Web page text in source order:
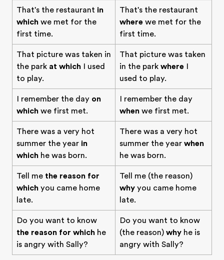
That's the restaurant in
which we met for the
first time.
That's the restaurant
where we met for the
first time.
That picture was taken in
the park at which I used
to play.
That picture was taken
in the park where I
used to play.
I remember the day on
which we first met.
I remember the day
when we first met.
There was a very hot
summer the year in
which he was born.
There was a very hot
summer the year when
he was born.
Tell me the reason for
which you came home
late.
Tell me (the reason)
why you came home
late.
Do you want to know
the reason for which he
is angry with Sally?
Do you want to know
(the reason) why he is
angry with Sally?